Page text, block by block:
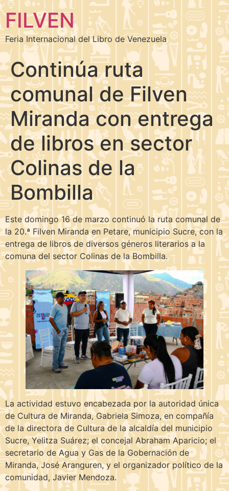
FILVEN
Feria Internacional del Libro de Venezuela
Continúa ruta
comunal de Filven
Miranda con entrega
de libros en sector
Colinas de la
Bombilla
Este domingo 16 de marzo continuó la ruta comunal de
la 20.ª Filven Miranda en Petare, municipio Sucre, con la
entrega de libros de diversos géneros literarios a la
comuna del sector Colinas de la Bombilla.
La actividad estuvo encabezada por la autoridad única
de Cultura de Miranda, Gabriela Simoza, en compañía
de la directora de Cultura de la alcaldía del municipio
Sucre, Yelitza Suárez; el concejal Abraham Aparicio; el
secretario de Agua y Gas de la Gobernación de
Miranda, José Aranguren, y el organizador político de la
comunidad, Javier Mendoza.